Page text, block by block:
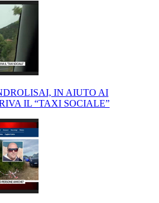
IN AIUTO AI
IL “TAXI SOCIALE”